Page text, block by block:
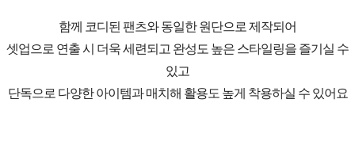
함께 코디된 팬츠와 동일한 원단으로 제작되어
셋업으로 연출 시 더욱 세련되고 완성도 높은 스타일링을 즐기실 수
있고
단독으로 다양한 아이템과 매치해 활용도 높게 착용하실 수 있어요